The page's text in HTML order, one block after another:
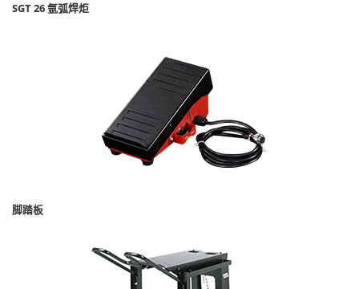
SGT 26 氩弧焊炬
脚踏板